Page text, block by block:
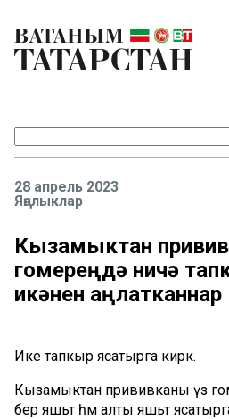
28 апрель 2023
Яңалыклар
Кызамыктан
гомереңдә ничә
икәнен аңлатканнар
Ике тапкыр ясатырга кирәк.
Кызамыктан прививканы үз
бер яшьтә һәм алты яшьтә